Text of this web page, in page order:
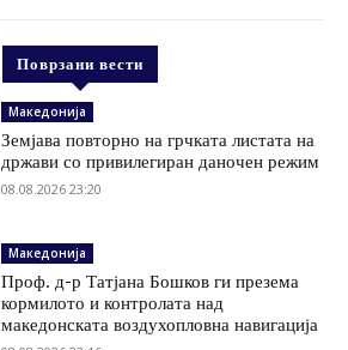
Поврзани вести
Македонија
Земјава повторно на грчката листата на
држави со привилегиран даночен режим
08.08.2026 23:20
Македонија
Проф. д-р Татјана Бошков ги презема
кормилото и контролата над
македонската воздухопловна навигација